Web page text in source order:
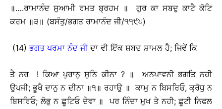
॥….ਰਾਮਾਨੰਦ ਸੁਆਮੀ ਰਮਤ ਬ੍ਰਹਮ ॥ ਗੁਰ ਕਾ ਸਬਦੁ ਕਾਟੈ ਕੋਟਿ
ਕਰਮ ॥੩॥ (ਬਸੰਤੁ/ਭਗਤ ਰਾਮਾਨੰਦ ਜੀ/੧੧੯੫)
(14) ਭਗਤ ਪਰਮਾ ਨੰਦ ਜੀਦਾ ਵੀ ਇੱਕ ਸ਼ਬਦ ਸ਼ਾਮਲ ਹੈ; ਜਿਵੇਂ ਕਿ
ਤੈ ਨਰ ! ਕਿਆ ਪੁਰਾਨੁ ਸੁਨਿ ਕੀਨਾ ? ॥ ਅਨਪਾਵਨੀ ਭਗਤਿ ਨਹੀ
ਉਪਜੀ; ਭੂਖੈ ਦਾਨੁ ਨ ਦੀਨਾ ॥੧॥ ਰਹਾਉ ॥ ਕਾਮੁ ਨ ਬਿਸਰਿਓ, ਕ੍ਰੋਧੁ ਨ
ਬਿਸਰਿਓ; ਲੋਭੁ ਨ ਛੂਟਿਓ ਦੇਵਾ ॥ ਪਰ ਨਿੰਦਾ ਮੁਖ ਤੇ ਨਹੀ; ਛੂਟੀ ਨਿਫਲ